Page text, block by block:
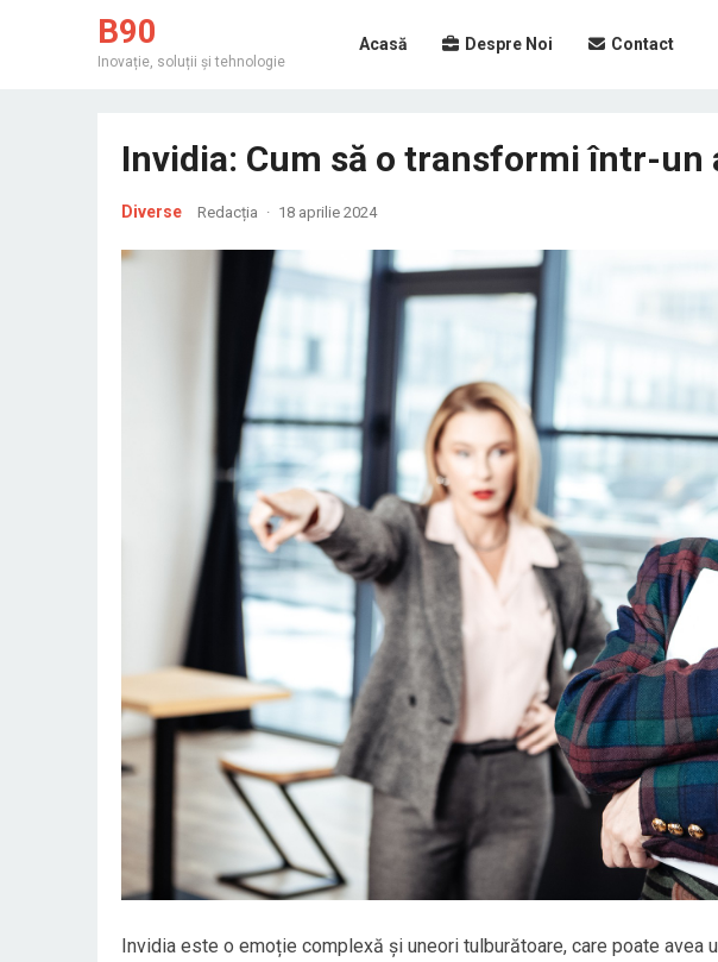
B90
Inovație, soluții și tehnologie
Acasă Despre Noi Contact
Invidia: Cum să o transformi într-un
Diverse Redacția · 18 aprilie 2024
Invidia este o emoție complexă și uneori tulburătoare, care poate